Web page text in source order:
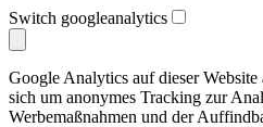
Switch googleanalytics
Google Analytics auf dieser
sich um anonymes Tracking zur
Werbemaßnahmen und der